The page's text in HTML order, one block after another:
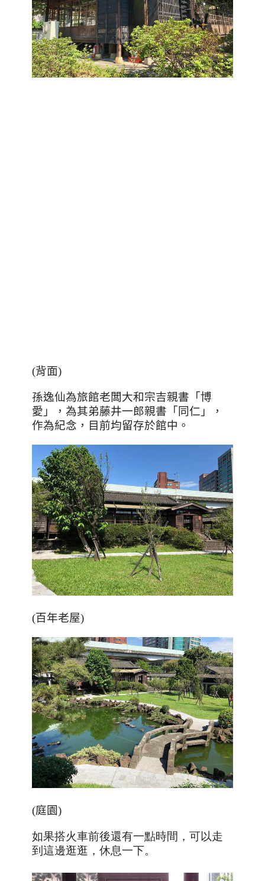
(背面)
孫逸仙為旅館老闆大和宗吉親書「博
愛」，為其弟藤井一郎親書「同仁」，
作為紀念，目前均留存於館中。
(百年老屋)
(庭園)
如果搭火車前後還有一點時間，可以走
到這邊逛逛，休息一下。